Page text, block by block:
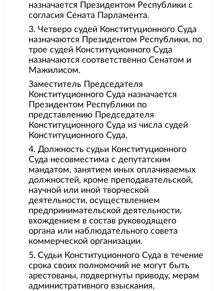
назначается Президентом Республики с
согласия Сената Парламента.
3. Четверо судей Конституционного Суда
назначаются Президентом Республики, по
трое судей Конституционного Суда
назначаются соответственно Сенатом и
Мажилисом.
Заместитель Председателя
Конституционного Суда назначается
Президентом Республики по
представлению Председателя
Конституционного Суда из числа судей
Конституционного Суда.
4. Должность судьи Конституционного
Суда несовместима с депутатским
мандатом, занятием иных оплачиваемых
должностей, кроме преподавательской,
научной или иной творческой
деятельности, осуществлением
предпринимательской деятельности,
вхождением в состав руководящего
органа или наблюдательного совета
коммерческой организации.
5. Судьи Конституционного Суда в течение
срока своих полномочий не могут быть
арестованы, подвергнуты приводу, мерам
административного взыскания,